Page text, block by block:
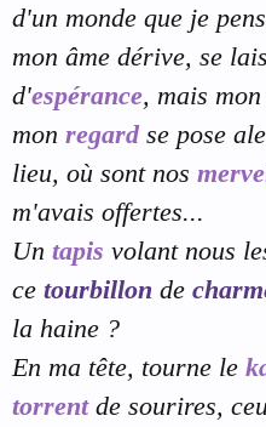
d'un monde que je
mon âme dérive, se
d'espérance, mais
mon regardse pose
lieu, où sont nos
m'avais offertes...
Un tapis volant nous
ce tourbillon de
la haine ?
En ma tête, tourne le
torrentde sourires,